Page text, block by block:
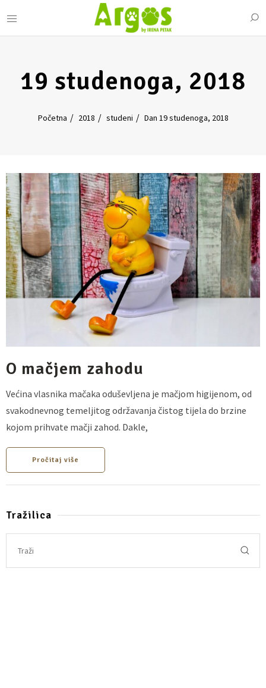
19 studenoga, 2018
Početna 2018 studeni Dan 19 studenoga, 2018
O mačjem zahodu
Većina vlasnika mačaka oduševljena je mačjom higijenom, od
svakodnevnog temeljitog održavanja čistog tijela do brzine
kojom prihvate mačji zahod. Dakle,
Pročitaj više
Tražilica